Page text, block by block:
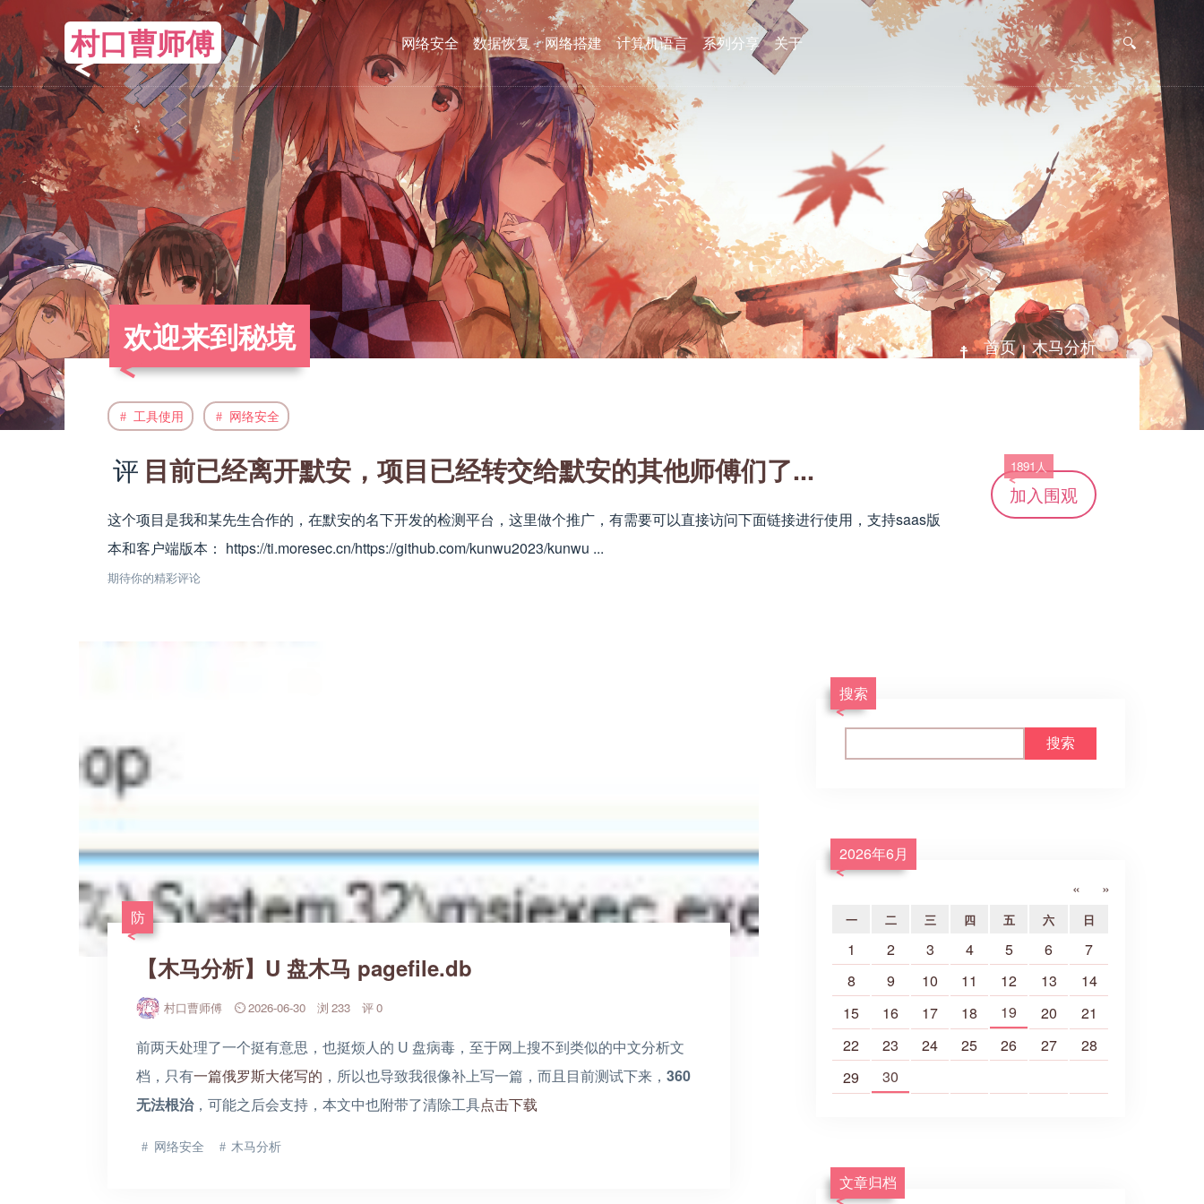
村口曹师傅 网络安全 数据恢复 网络搭建 计算机语言 系列分享 关于
欢迎来到秘境 首页|木马分析
工具使用 网络安全
目前已经离开默安，项目已经转交给默安的其他师傅们了...
这个项目是我和某先生合作的，在默安的名下开发的检测平台，这里做个推广，有需要可以直接访问下面链接进行使用，支持saas版
本和客户端版本： https://ti.moresec.cn/https://github.com/kunwu2023/kunwu ...
期待你的精彩评论
加入
1891人
围观
防
【木马分析】U 盘木马 pagefile.db
村口曹师傅 2026-06-30 233 0
前两天处理了一个挺有意思，也挺烦人的 U 盘病毒，至于网上搜不到类似的中文分析文
档，只有一篇俄罗斯大佬写的 ，所以也导致我很像补上写一篇，而且目前测试下来， 360
无法根治，可能之后会支持，本文中也附带了清除工具点击下载
网络安全 木马分析
搜索
«
2026年6月
»
一 二 三 四 五 六 日
1 2 3 4 5 6
7
8
9 10 11 12 13
14
15
16 17 18 19 20
21
22
23 24 25 26 27
28
29
30
文章归档